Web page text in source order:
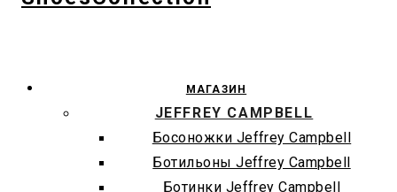
МАГАЗИН
JEFFREY CAMPBELL
Босоножки Jeffrey Campbell
Ботильоны Jeffrey Campbell
Ботинки Jeffrey Campbell